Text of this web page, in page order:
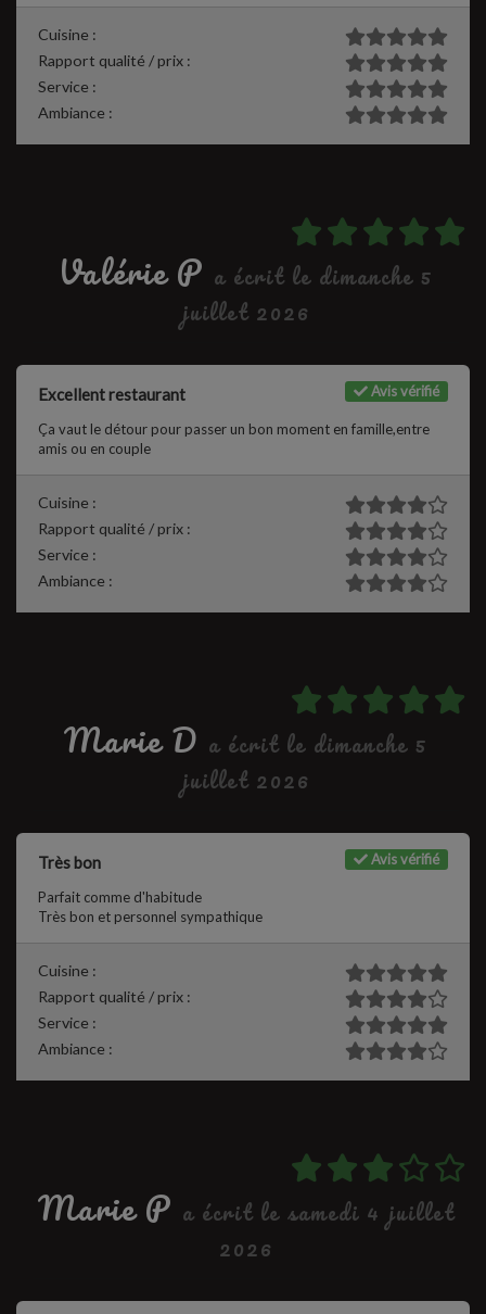
Cuisine :
Rapport qualité / prix :
Service :
Ambiance :
Valérie P a écrit le dimanche 5
juillet 2026
Avis vérifié
Excellent restaurant
Ça vaut le détour pour passer un bon moment en famille,entre
amis ou en couple
Cuisine :
Rapport qualité / prix :
Service :
Ambiance :
Marie D a écrit le dimanche 5
juillet 2026
Avis vérifié
Très bon
Parfait comme d'habitude
Très bon et personnel sympathique
Cuisine :
Rapport qualité / prix :
Service :
Ambiance :
Marie P a écrit le samedi 4 juillet
2026